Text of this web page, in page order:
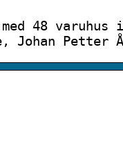
48 varuhus
Johan Petter